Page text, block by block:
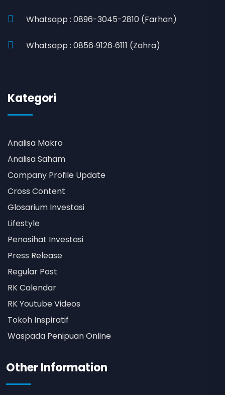
Whatsapp : 0896-3045-2810 (Farhan)
Whatsapp : 0856‑9126‑6111 (Zahra)
Kategori
Analisa Makro
Analisa Saham
Company Profile Update
Cross Content
Glosarium Investasi
Lifestyle
Penasihat Investasi
Press Release
Regular Post
RK Calendar
RK Youtube Videos
Tokoh Inspiratif
Waspada Penipuan Online
Other Information